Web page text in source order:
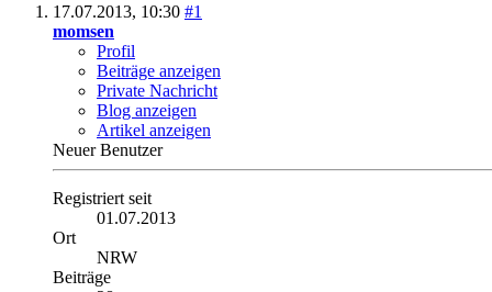
17.07.2013, 10:30 #1
momsen
Profil
Beiträge anzeigen
Private Nachricht
Blog anzeigen
Artikel anzeigen
Neuer Benutzer
Registriert seit
01.07.2013
Ort
NRW
Beiträge